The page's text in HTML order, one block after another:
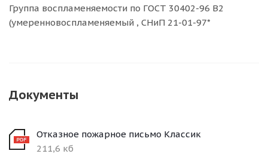
Группа воспламеняемости по ГОСТ 30402-96 В2
(умеренновоспламеняемый , СНиП 21-01-97*
Документы
Отказное пожарное письмо Классик
211,6 кб